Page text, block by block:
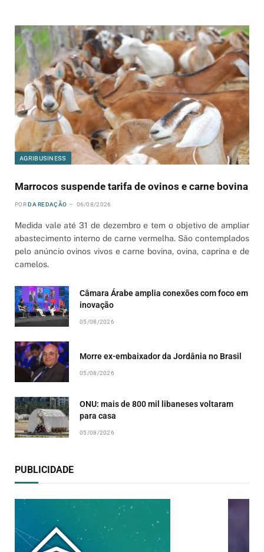
AGRIBUSINESS
Marrocos suspende tarifa de ovinos e carne bovina
POR DA REDAÇÃO 06/08/2026
Medida vale até 31 de dezembro e tem o objetivo de ampliar
abastecimento interno de carne vermelha. São contemplados
pelo anúncio ovinos vivos e carne bovina, ovina, caprina e de
camelos.
Câmara Árabe amplia conexões com foco em
inovação
05/08/2026
Morre ex-embaixador da Jordânia no Brasil
05/08/2026
ONU: mais de 800 mil libaneses voltaram
para casa
05/08/2026
PUBLICIDADE